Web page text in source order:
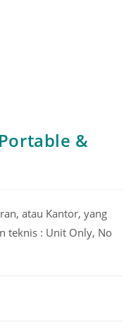
&
atau Kantor, yang
teknis : Unit Only, No